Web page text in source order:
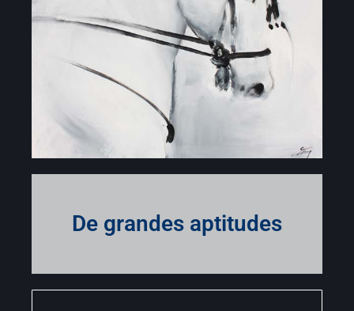
De grandes aptitudes